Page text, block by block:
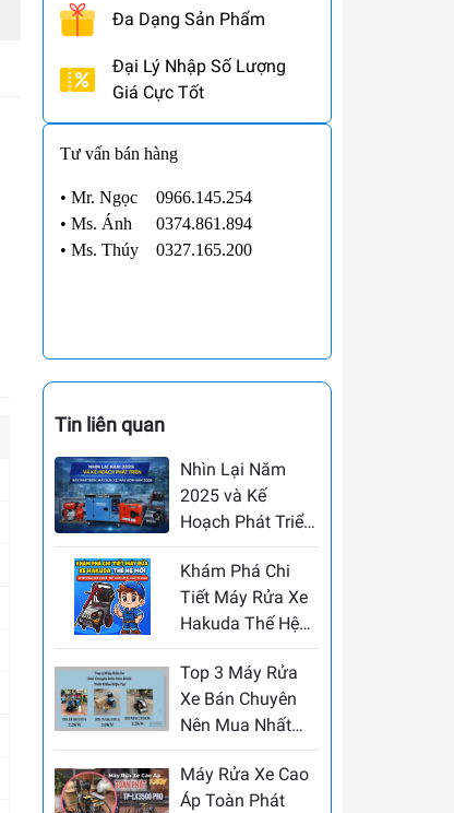
Đa Dạng Sản Phẩm
Đại Lý Nhập Số Lượng
Giá Cực Tốt
Tư vấn bán hàng
• Mr. Ngọc
0966.145.254
• Ms. Ánh
0374.861.894
• Ms. Thúy 0327.165.200
Tin liên quan
Nhìn Lại Năm
2025 và Kế
Hoạch Phát Triển
Máy Phát Điện,
Máy Rửa Xe, Máy
Bơm Năm 2026
Khám Phá Chi
Tiết Máy Rửa Xe
Hakuda Thế Hệ
Mới: Tuyệt Phẩm
Công Nghệ – Tiết
Kiệm, Bền Bỉ và
Giá Cực Ưu Đãi
Top 3 Máy Rửa
Xe Bán Chuyên
Nên Mua Nhất
Thời Điểm Hiện
Tại
Máy Rửa Xe Cao
Áp Toàn Phát